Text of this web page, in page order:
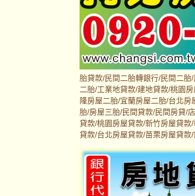
胎貸款/民間二胎轉銀行/民間二
二胎/工業地貸款/建地貸款/桃園
隆房屋二胎/宜蘭房屋二胎/台北
胎/房屋三胎/民間貸款/民間房貸/
貸款/桃園房屋貸款/新竹房屋貸
貸款/台北房屋貸款/苗栗房屋貸